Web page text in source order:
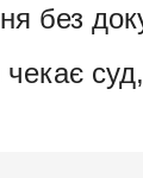
без
чекає